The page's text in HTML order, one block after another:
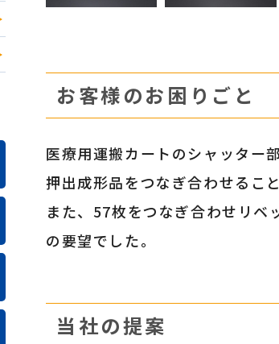
お客様のお困りごと
医療用運搬カートのシャッター部
押出成形品をつなぎ合わせるこ
また、57枚をつなぎ合わせリベ
の要望でした。
当社の提案